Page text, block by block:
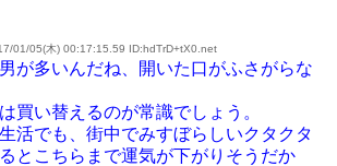
01/05(木) 00:17:15.59 ID:hdTrD+tX0.net
が多いんだね、開いた口がふさがらな
買い替えるのが常識でしょう。
活でも、街中でみすぼらしいクタクタ
とこちらまで運気が下がりそうだか